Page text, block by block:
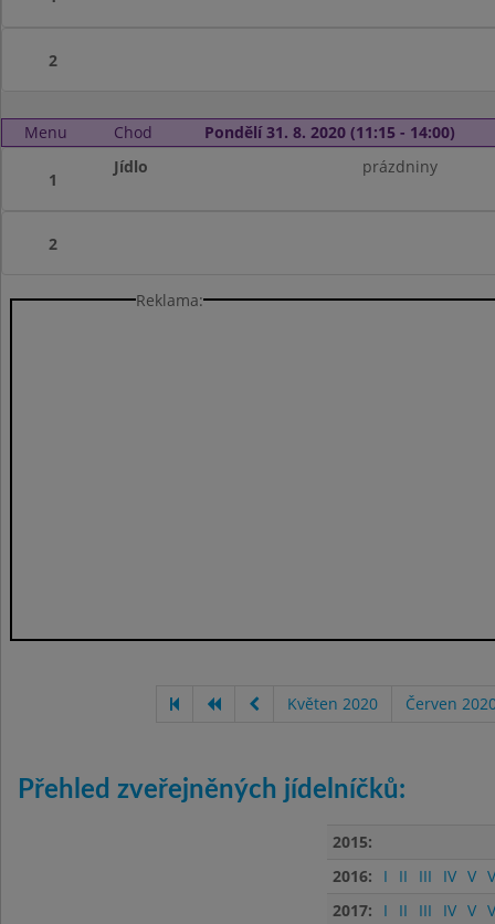
2
Menu Chod Pondělí 31. 8. 2020 (11:15 - 14:00)
1
Jídlo prázdniny
2
Reklama:
Květen 2020 Červen
Přehled zveřejněných jídelníčků:
2015:
2016:
I II III IV V
2017:
I II III IV V